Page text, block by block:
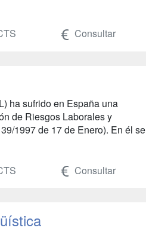
Consultar
ha sufrido en España una
de Riesgos Laborales y
1997 de 17 de Enero). En él se
Consultar